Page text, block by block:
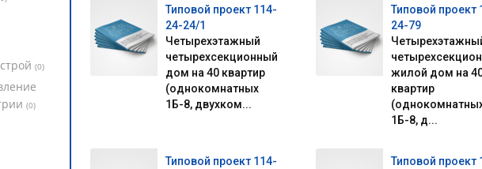
(0)
(0)
Типовой проект 114-
24-24/1
Четырехэтажный
четырехсекционный
дом на 40 квартир
(однокомнатных
1Б-8, двухком...
Типовой проект
24-79
жилой дом на
квартир
1Б-8, д...
Типовой проект 114-
Типовой проект